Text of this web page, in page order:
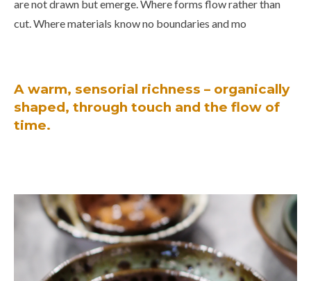
are not drawn but emerge. Where forms flow rather than
cut. Where materials know no boundaries and mo
A warm, sensorial richness – organically
shaped, through touch and the flow of
time.